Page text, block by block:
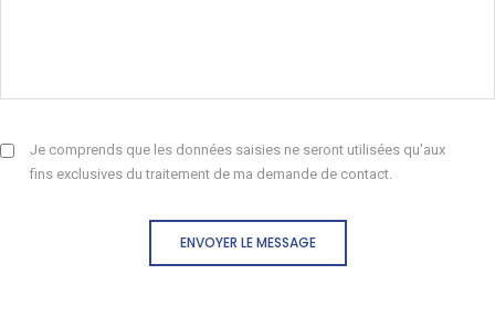
Je comprends que les données saisies ne seront utilisées qu'aux
fins exclusives du traitement de ma demande de contact.
ENVOYER LE MESSAGE